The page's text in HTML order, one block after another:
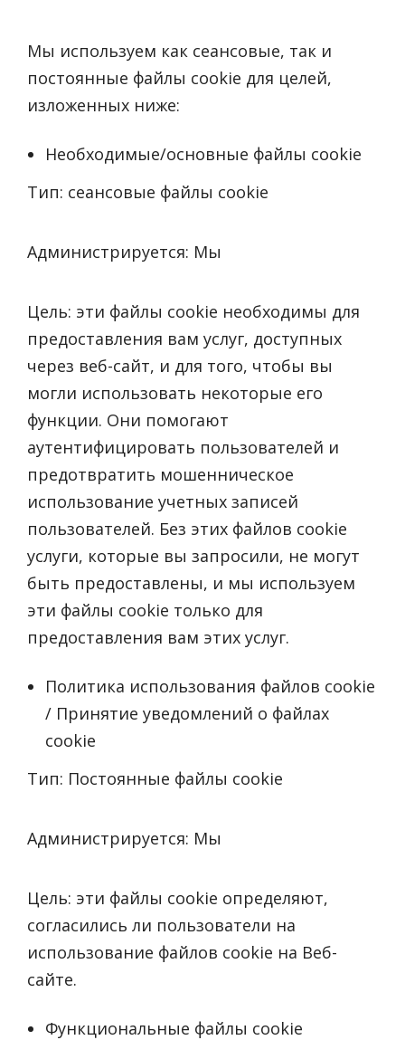
Мы используем как сеансовые, так и
постоянные файлы cookie для целей,
изложенных ниже:
Необходимые/основные файлы cookie
Тип: сеансовые файлы cookie
Администрируется: Мы
Цель: эти файлы cookie необходимы для
предоставления вам услуг, доступных
через веб-сайт, и для того, чтобы вы
могли использовать некоторые его
функции. Они помогают
аутентифицировать пользователей и
предотвратить мошенническое
использование учетных записей
пользователей. Без этих файлов cookie
услуги, которые вы запросили, не могут
быть предоставлены, и мы используем
эти файлы cookie только для
предоставления вам этих услуг.
Политика использования файлов cookie
/ Принятие уведомлений о файлах
cookie
Тип: Постоянные файлы cookie
Администрируется: Мы
Цель: эти файлы cookie определяют,
согласились ли пользователи на
использование файлов cookie на Веб-
сайте.
Функциональные файлы cookie